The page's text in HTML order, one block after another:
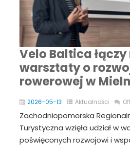
Velo Baltica
warsztaty o
rowerowej w
2026-05-13 Aktualności
Zachodniopomorska
Turystyczna wzięła udział w
poświęconych rozwojowi i